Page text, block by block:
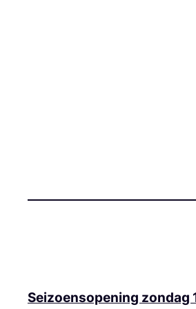
Seizoensopening zondag